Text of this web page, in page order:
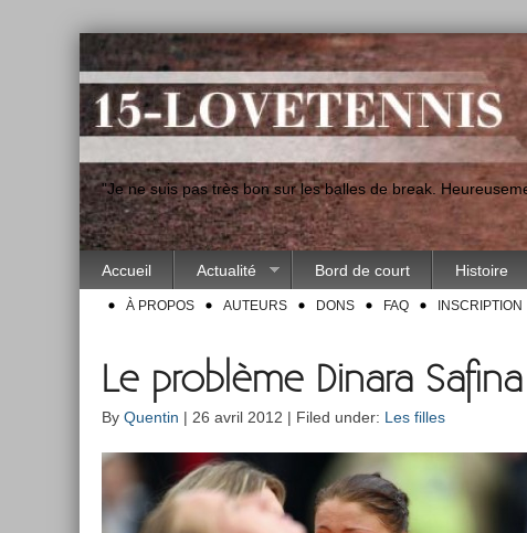
"Je ne suis pas très bon sur les balles de break.
Accueil Actualité Bord de court Histoire
À PROPOS AUTEURS DONS FAQ INSCRIPTION
Le problème Dinara Safina
By Quentin | 26 avril 2012 | Filed under: Les filles